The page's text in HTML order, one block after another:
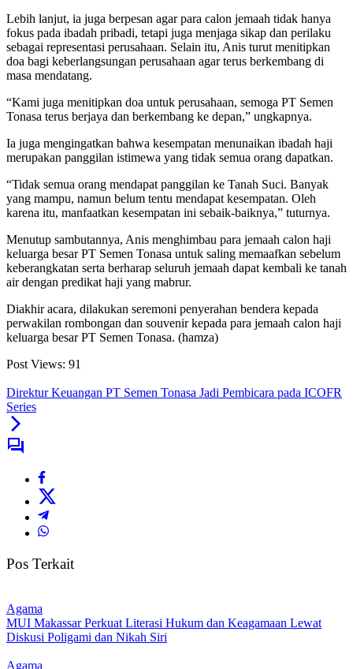
Lebih lanjut, ia juga berpesan agar para calon jemaah tidak hanya
fokus pada ibadah pribadi, tetapi juga menjaga sikap dan perilaku
sebagai representasi perusahaan. Selain itu, Anis turut menitipkan
doa bagi keberlangsungan perusahaan agar terus berkembang di
masa mendatang.
“Kami juga menitipkan doa untuk perusahaan, semoga PT Semen
Tonasa terus berjaya dan berkembang ke depan,” ungkapnya.
Ia juga mengingatkan bahwa kesempatan menunaikan ibadah haji
merupakan panggilan istimewa yang tidak semua orang dapatkan.
“Tidak semua orang mendapat panggilan ke Tanah Suci. Banyak
yang mampu, namun belum tentu mendapat kesempatan. Oleh
karena itu, manfaatkan kesempatan ini sebaik-baiknya,” tuturnya.
Menutup sambutannya, Anis menghimbau para jemaah calon haji
keluarga besar PT Semen Tonasa untuk saling memaafkan sebelum
keberangkatan serta berharap seluruh jemaah dapat kembali ke tanah
air dengan predikat haji yang mabrur.
Diakhir acara, dilakukan seremoni penyerahan bendera kepada
perwakilan rombongan dan souvenir kepada para jemaah calon haji
keluarga besar PT Semen Tonasa. (hamza)
Post Views: 91
Direktur Keuangan PT Semen Tonasa Jadi Pembicara pada ICOFR
Series
Pos Terkait
Agama
MUI Makassar Perkuat Literasi Hukum dan Keagamaan Lewat
Diskusi Poligami dan Nikah Siri
Agama